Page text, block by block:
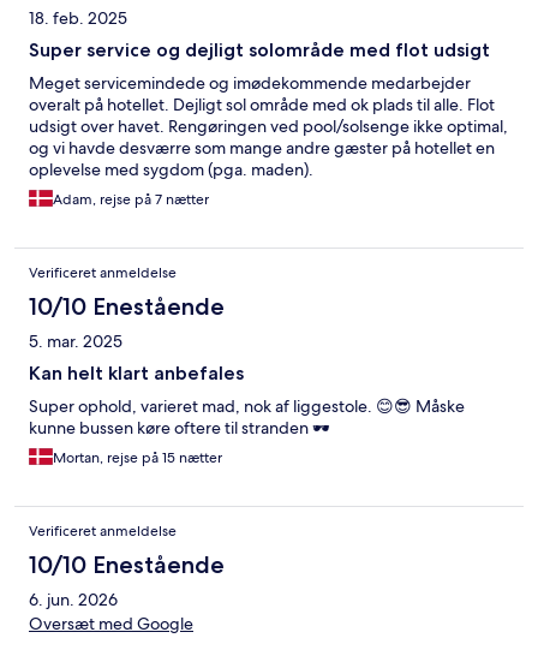
18. feb. 2025
Super service og dejligt solområde med flot udsigt
Meget servicemindede og imødekommende medarbejder
overalt på hotellet. Dejligt sol område med ok plads til alle. Flot
udsigt over havet. Rengøringen ved pool/solsenge ikke optimal,
og vi havde desværre som mange andre gæster på hotellet en
oplevelse med sygdom (pga. maden).
Adam, rejse på 7 nætter
Verificeret anmeldelse
10/10 Enestående
5. mar. 2025
Kan helt klart anbefales
Super ophold, varieret mad, nok af liggestole. 😊😎 Måske
kunne bussen køre oftere til stranden 🕶️
Mortan, rejse på 15 nætter
Verificeret anmeldelse
10/10 Enestående
6. jun. 2026
Oversæt med Google